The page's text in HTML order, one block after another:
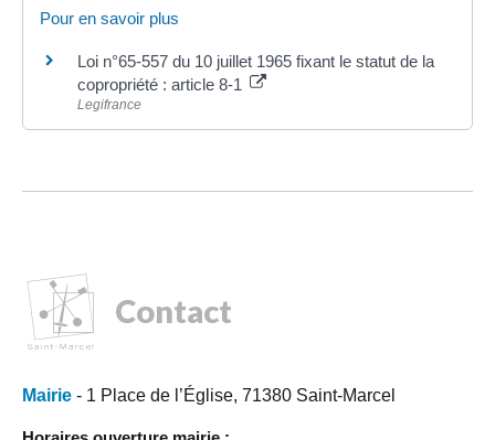
Pour en savoir plus
Loi n°65-557 du 10 juillet 1965 fixant le statut de la
copropriété : article 8-1
Legifrance
Contact
Mairie - 1 Place de l’Église, 71380 Saint-Marcel